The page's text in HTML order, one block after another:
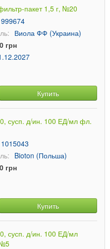
пакет 1,5 г, №20
999674
Виола ФФ (Украина)
грн
Купить
сусп. д/ин. 100 ЕД/мл фл.
1015043
Bioton (Польша)
грн
Купить
сусп. д/ин. 100 ЕД/мл